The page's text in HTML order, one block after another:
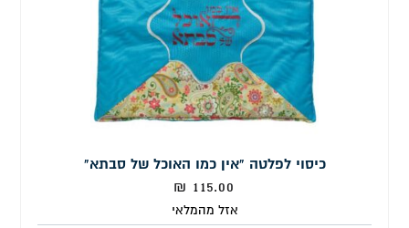
כיסוי לפלטה "אין כמו האוכל של סבתא"
115.00
₪
אזל מהמלאי